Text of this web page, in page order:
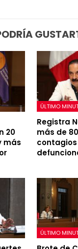
20
más
ÚLTIMO
Registra
más de
contagios
ÚLTIMO